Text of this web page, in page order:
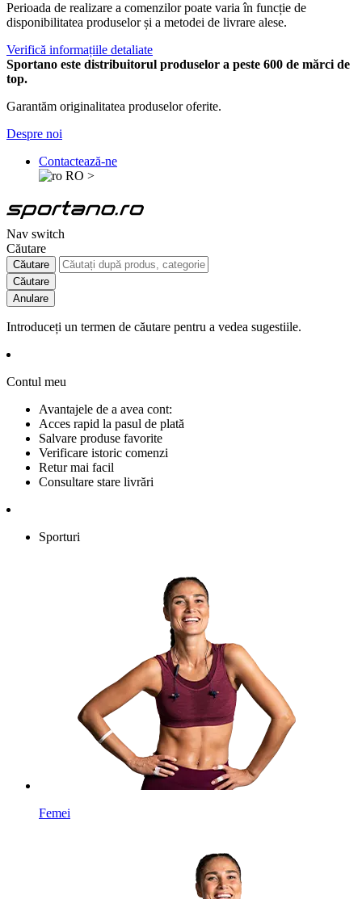
Perioada de realizare a comenzilor poate varia în funcție de
disponibilitatea produselor și a metodei de livrare alese.
Verifică informațiile detaliate
Sportano este distribuitorul produselor a peste 600 de mărci de
top.
Garantăm originalitatea produselor oferite.
Despre noi
Contactează-ne
RO >
Nav switch
Căutare
Căutare
Căutare
Anulare
Introduceți un termen de căutare pentru a vedea sugestiile.
Contul meu
Avantajele de a avea cont:
Acces rapid la pasul de plată
Salvare produse favorite
Verificare istoric comenzi
Retur mai facil
Consultare stare livrări
Sporturi
Femei